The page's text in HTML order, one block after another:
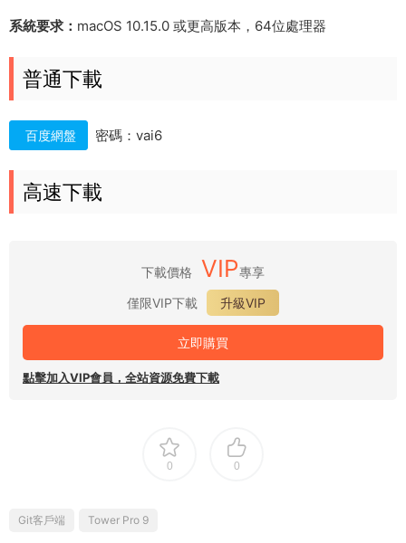
系統要求： macOS 10.15.0 或更高版本，64位處理器
普通下載
百度網盤 密碼：vai6
高速下載
下載價格 VIP專享
僅限VIP下載
升級VIP
立即購買
點擊加入VIP會員，全站資源免費下載
0 0
Git客戶端 Tower Pro 9